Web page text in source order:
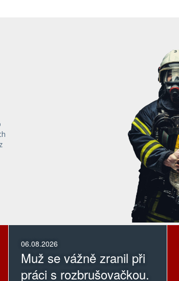
06.08.2026
Muž se vážně zranil při
práci s rozbrušovačkou.